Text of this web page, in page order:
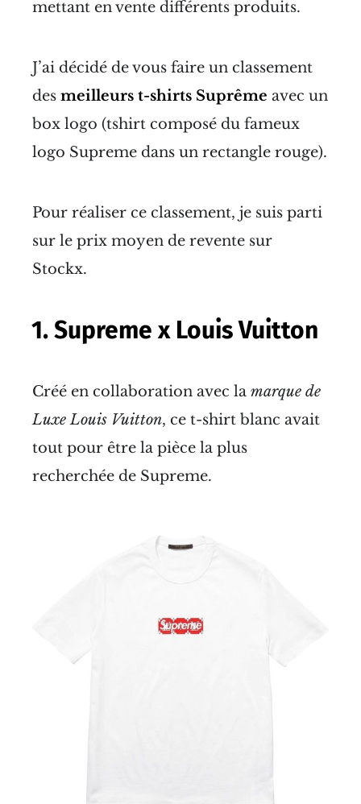
mettant en vente différents produits.
J’ai décidé de vous faire un classement
des meilleurs t-shirts Suprême avec un
box logo (tshirt composé du fameux
logo Supreme dans un rectangle rouge).
Pour réaliser ce classement, je suis parti
sur le prix moyen de revente sur
Stockx.
1. Supreme x Louis Vuitton
Créé en collaboration avec la marque de
Luxe Louis Vuitton, ce t-shirt blanc avait
tout pour être la pièce la plus
recherchée de Supreme.